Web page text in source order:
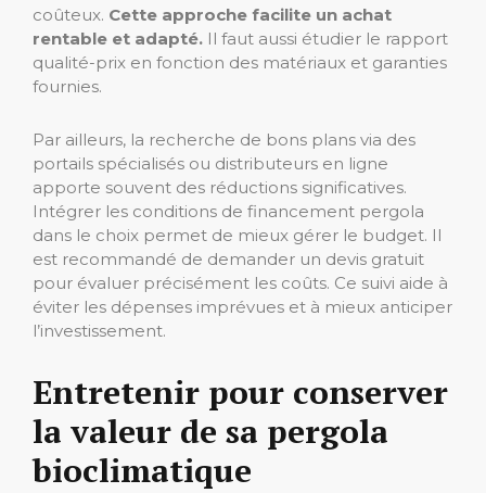
coûteux. Cette approche facilite un achat
rentable et adapté. Il faut aussi étudier le rapport
qualité-prix en fonction des matériaux et garanties
fournies.
Par ailleurs, la recherche de bons plans via des
portails spécialisés ou distributeurs en ligne
apporte souvent des réductions significatives.
Intégrer les conditions de financement pergola
dans le choix permet de mieux gérer le budget. Il
est recommandé de demander un devis gratuit
pour évaluer précisément les coûts. Ce suivi aide à
éviter les dépenses imprévues et à mieux anticiper
l’investissement.
Entretenir pour conserver
la valeur de sa pergola
bioclimatique